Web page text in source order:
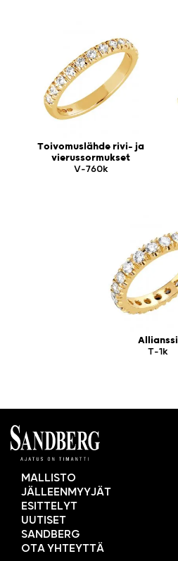
Toivomuslähde rivi- ja
vierussormukset
V-760k
Allianssi
T-1k
MALLISTO
JÄLLEENMYYJÄT
ESITTELYT
UUTISET
SANDBERG
OTA YHTEYTTÄ